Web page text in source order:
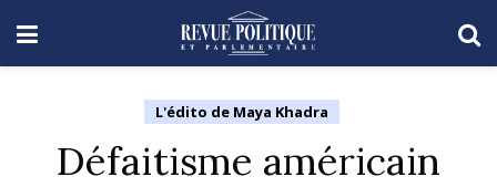
L'édito de Maya Khadra
Défaitisme américain